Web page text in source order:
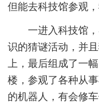
但能去科技馆参观
一进入科技馆
识的猜谜活动，并
上，最后组成了一
楼，参观了各种从
的机器人，有会修